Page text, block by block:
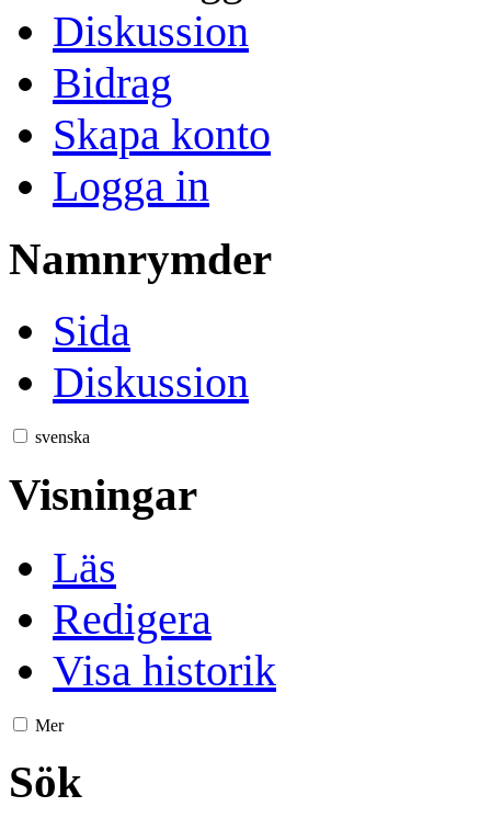
Diskussion
Bidrag
Skapa konto
Logga in
Namnrymder
Sida
Diskussion
svenska
Visningar
Läs
Redigera
Visa historik
Mer
Sök